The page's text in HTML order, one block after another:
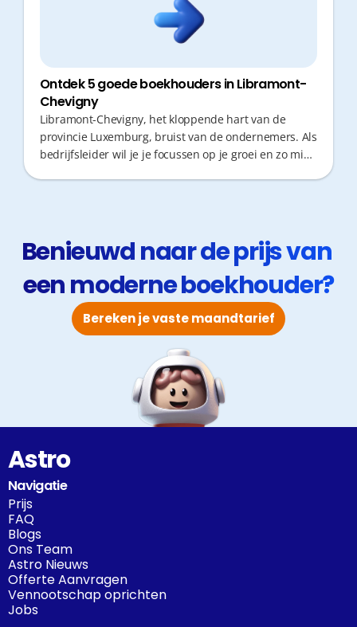
Ontdek 5 goede boekhouders in Libramont-
Chevigny
Libramont-Chevigny, het kloppende hart van de
provincie Luxemburg, bruist van de ondernemers. Als
bedrijfsleider wil je je focussen op je groei en zo min
responstijden. Ontdek hier 5 topkantoren in jouw
regio.
Benieuwd naar de prijs van
een moderne boekhouder?
Bereken je vaste maandtarief
Astro
Navigatie
Prijs
FAQ
Blogs
Ons Team
Astro Nieuws
Offerte Aanvragen
Vennootschap oprichten
Jobs